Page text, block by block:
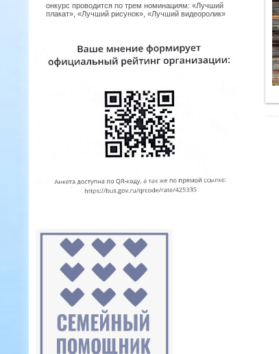
онкурс проводится по трем номинациям: «Лучший
плакат», «Лучший рисунок», «Лучший видеоролик»